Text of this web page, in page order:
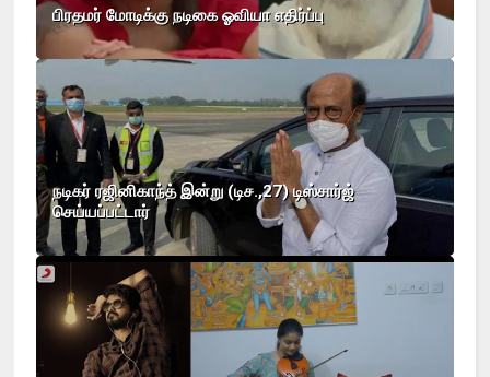
பிரதமர் மோடிக்கு நடிகை ஓவியா எதிர்ப்பு
நடிகர் ரஜினிகாந்த் இன்று (டிச.,27) டிஸ்சார்ஜ்
செய்யப்பட்டார்